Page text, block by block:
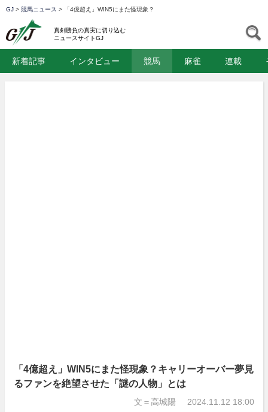
GJ > 競馬ニュース > 「4億超え」WIN5にまた怪現象？
真剣勝負の真実に切り込む
ニュースサイトGJ
新着記事 インタビュー 競馬 麻雀 連載
「4億超え」WIN5にまた怪現象？キャリーオーバー夢見
るファンを絶望させた「謎の人物」とは
文＝高城陽 2024.11.12 18:00